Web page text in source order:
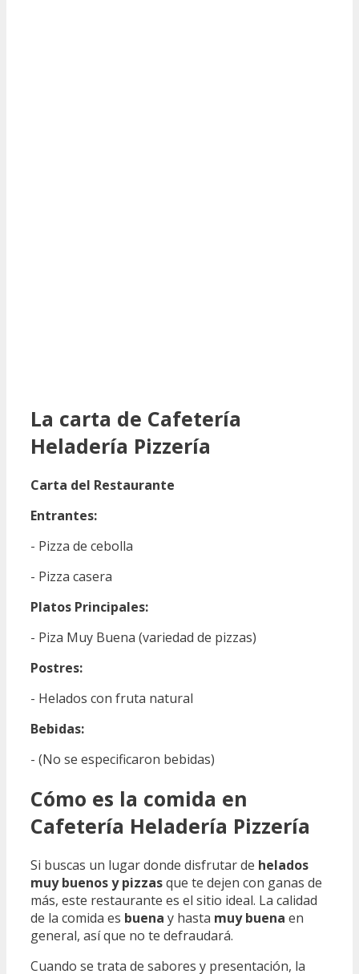
La carta de Cafetería
Heladería Pizzería
Carta del Restaurante
Entrantes:
- Pizza de cebolla
- Pizza casera
Platos Principales:
- Piza Muy Buena (variedad de pizzas)
Postres:
- Helados con fruta natural
Bebidas:
- (No se especificaron bebidas)
Cómo es la comida en
Cafetería Heladería Pizzería
Si buscas un lugar donde disfrutar de helados
muy buenos y pizzasque te dejen con ganas de
más, este restaurante es el sitio ideal. La calidad
de la comida es buena y hasta muy buena en
general, así que no te defraudará.
Cuando se trata de sabores y presentación, la